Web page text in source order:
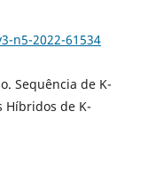
n5-2022-61534
Sequência de K-
Híbridos de K-